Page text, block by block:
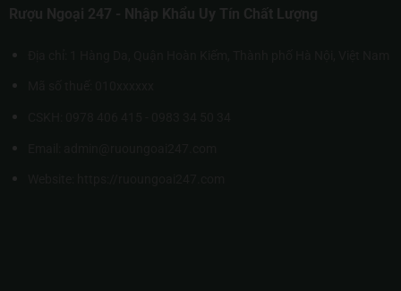
Rượu Ngoại 247 - Nhập Khẩu Uy Tín Chất Lượng